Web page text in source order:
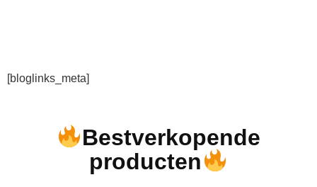
[bloglinks_meta]
Bestverkopende
producten